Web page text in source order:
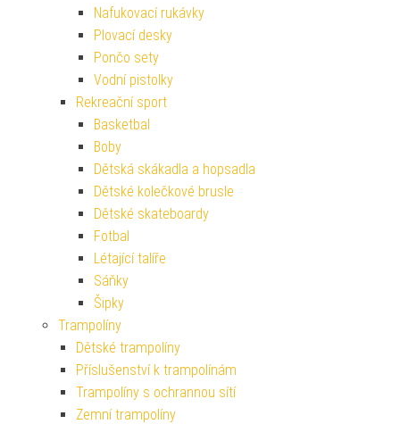
Nafukovací rukávky
Plovací desky
Pončo sety
Vodní pistolky
Rekreační sport
Basketbal
Boby
Dětská skákadla a hopsadla
Dětské kolečkové brusle
Dětské skateboardy
Fotbal
Létající talíře
Sáňky
Šipky
Trampolíny
Dětské trampolíny
Příslušenství k trampolínám
Trampolíny s ochrannou sítí
Zemní trampolíny